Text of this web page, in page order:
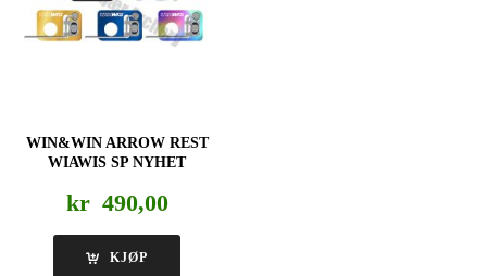
WIN&WIN ARROW REST
WIAWIS SP NYHET
kr 490,00
KJØP